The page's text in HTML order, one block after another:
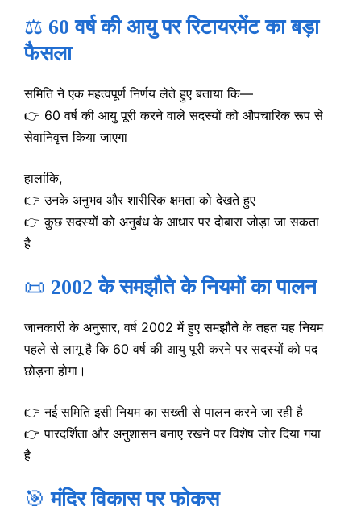
⚖️ 60 वर्ष की आयु पर रिटायरमेंट का बड़ा
फैसला
समिति ने एक महत्वपूर्ण निर्णय लेते हुए बताया कि—
👉 60 वर्ष की आयु पूरी करने वाले सदस्यों को औपचारिक रूप से
सेवानिवृत्त किया जाएगा
हालांकि,
👉 उनके अनुभव और शारीरिक क्षमता को देखते हुए
👉 कुछ सदस्यों को अनुबंध के आधार पर दोबारा जोड़ा जा सकता
है
📜 2002 के समझौते के नियमों का पालन
जानकारी के अनुसार, वर्ष 2002 में हुए समझौते के तहत यह नियम
पहले से लागू है कि 60 वर्ष की आयु पूरी करने पर सदस्यों को पद
छोड़ना होगा।
👉 नई समिति इसी नियम का सख्ती से पालन करने जा रही है
👉 पारदर्शिता और अनुशासन बनाए रखने पर विशेष जोर दिया गया
है
🎯मंदिर विकास पर फोकस